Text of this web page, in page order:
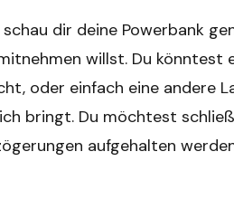
dir deine Powerbank
willst. Du
oder einfach eine andere
bringt. Du möchtest
aufgehalten